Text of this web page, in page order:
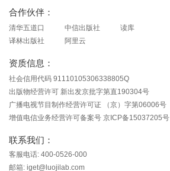
合作伙伴：
清华五道口 中信出版社 读库
译林出版社
阿里云
资质信息：
社会信用代码 91110105306338805Q
出版物经营许可 新出发京批字第直190304号
广播电视节目制作经营许可证 （京）字第06006号
增值电信业务经营许可备案号 京ICP备15037205号
联系我们：
客服电话: 400-0526-000
邮箱: iget@luojilab.com